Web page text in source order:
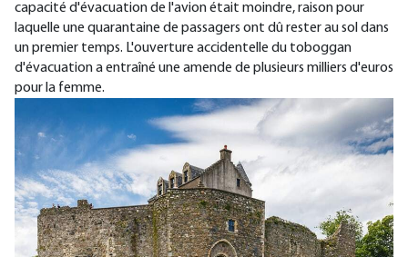
capacité d'évacuation de l'avion était moindre, raison pour
laquelle une quarantaine de passagers ont dû rester au sol dans
un premier temps. L'ouverture accidentelle du toboggan
d'évacuation a entraîné une amende de plusieurs milliers d'euros
pour la femme.